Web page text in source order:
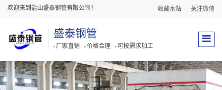
欢迎来到盐山盛泰钢管有限公司！ 收藏本站 关注微信
盛泰钢管
厂家直销 价格合理 可按需求加工